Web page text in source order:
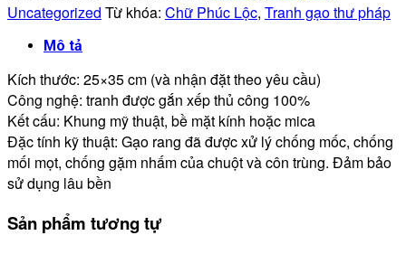
Uncategorized Từ khóa: Chữ Phúc Lộc, Tranh gạo thư pháp
Mô tả
Kích thước: 25×35 cm (và nhận đặt theo yêu cầu)
Công nghệ: tranh được gắn xếp thủ công 100%
Kết cấu: Khung mỹ thuật, bề mặt kính hoặc mica
Đặc tính kỹ thuật: Gạo rang đã được xử lý chống mốc, chống
mối mọt, chống gặm nhấm của chuột và côn trùng. Đảm bảo
sử dụng lâu bền
Sản phẩm tương tự